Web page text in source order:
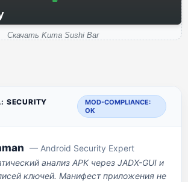
Скачать Kuma Sushi Bar
MOD-COMPLIANCE:
OK
— Android Security Expert
анализ APK через JADX-GUI и
ключей. Манифест приложения не